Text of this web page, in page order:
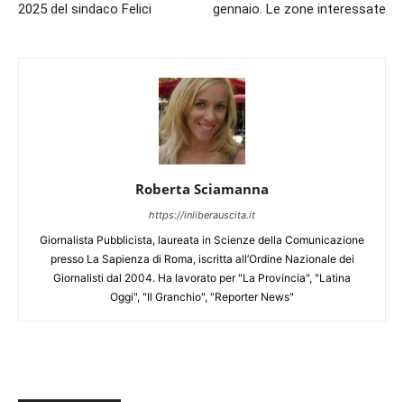
2025 del sindaco Felici
gennaio. Le zone interessate
Roberta Sciamanna
https://inliberauscita.it
Giornalista Pubblicista, laureata in Scienze della Comunicazione
presso La Sapienza di Roma, iscritta all’Ordine Nazionale dei
Giornalisti dal 2004. Ha lavorato per "La Provincia", "Latina
Oggi", "Il Granchio", "Reporter News"